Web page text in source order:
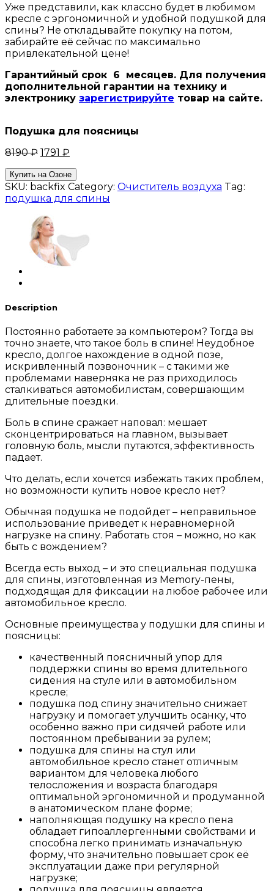
Уже представили, как классно будет в любимом
кресле с эргономичной и удобной подушкой для
спины? Не откладывайте покупку на потом,
забирайте её сейчас по максимально
привлекательной цене!
Гарантийный срок 6 месяцев. Для получения
дополнительной гарантии на технику и
электронику зарегистрируйте товар на сайте.
Подушка для поясницы
8190₽ 1791 ₽
Купить на Озоне
SKU: backfix Category: Очиститель воздуха Tag:
подушка для спины
Description
Постоянно работаете за компьютером? Тогда вы
точно знаете, что такое боль в спине! Неудобное
кресло, долгое нахождение в одной позе,
искривленный позвоночник – с такими же
проблемами наверняка не раз приходилось
сталкиваться автомобилистам, совершающим
длительные поездки.
Боль в спине сражает наповал: мешает
сконцентрироваться на главном, вызывает
головную боль, мысли путаются, эффективность
падает.
Что делать, если хочется избежать таких проблем,
но возможности купить новое кресло нет?
Обычная подушка не подойдет – неправильное
использование приведет к неравномерной
нагрузке на спину. Работать стоя – можно, но как
быть с вождением?
Всегда есть выход – и это специальная подушка
для спины, изготовленная из Memory-пены,
подходящая для фиксации на любое рабочее или
автомобильное кресло.
Основные преимущества у подушки для спины и
поясницы:
качественный поясничный упор для
поддержки спины во время длительного
сидения на стуле или в автомобильном
кресле;
подушка под спину значительно снижает
нагрузку и помогает улучшить осанку, что
особенно важно при сидячей работе или
постоянном пребывании за рулем;
подушка для спины на стул или
автомобильное кресло станет отличным
вариантом для человека любого
телосложения и возраста благодаря
оптимальной эргономичной и продуманной
в анатомическом плане форме;
наполняющая подушку на кресло пена
обладает гипоаллергенными свойствами и
способна легко принимать изначальную
форму, что значительно повышает срок её
эксплуатации даже при регулярной
нагрузке;